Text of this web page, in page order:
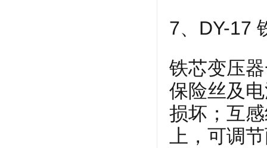
7、DY-17
铁芯变压
保险丝及
损坏；互
上，可调